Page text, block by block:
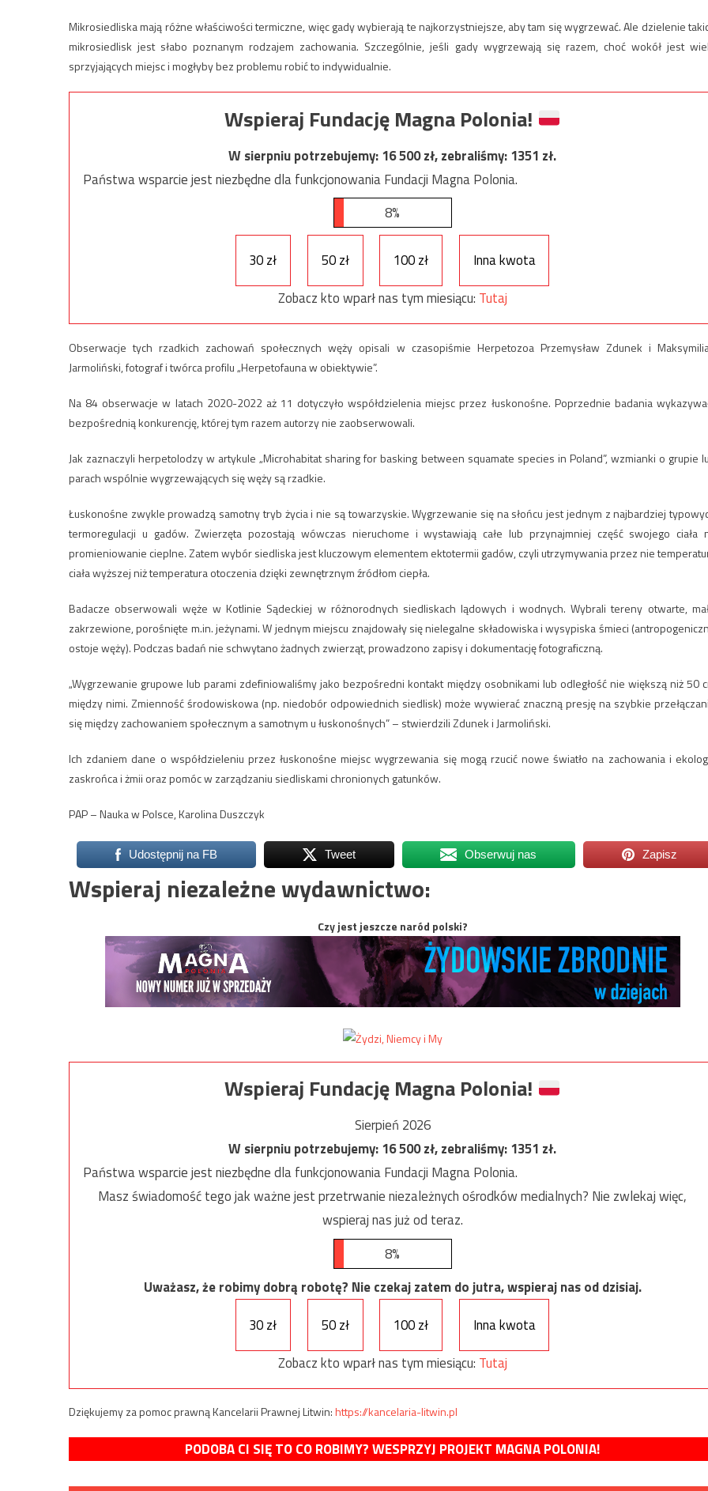
Mikrosiedliska mają różne właściwości termiczne, więc gady wybierają te najkorzystniejsze, aby tam się wygrzewać. Ale dzielenie
mikrosiedlisk jest słabo poznanym rodzajem zachowania. Szczególnie, jeśli gady wygrzewają się razem, choć wokół jest
sprzyjających miejsc i mogłyby bez problemu robić to indywidualnie.
Wspieraj Fundację Magna Polonia!
W sierpniu potrzebujemy:16 500zł, zebraliśmy:1351 zł.
Państwa wsparcie jest niezbędne dla funkcjonowania Fundacji Magna Polonia.
8%
30 zł 50 zł 100 zł
Inna kwota
Zobacz kto wparł nas tym miesiącu: Tutaj
Obserwacje tych rzadkich zachowań społecznych węży opisali w czasopiśmie Herpetozoa Przemysław Zdunek i
Jarmoliński, fotograf i twórca profilu „Herpetofauna w obiektywie”.
Na 84 obserwacje w latach 2020-2022 aż 11 dotyczyło współdzielenia miejsc przez łuskonośne. Poprzednie badania
bezpośrednią konkurencję, której tym razem autorzy nie zaobserwowali.
Jak zaznaczyli herpetolodzy w artykule „Microhabitat sharing for basking between squamate species in Poland”, wzmianki o grupie
parach wspólnie wygrzewających się węży są rzadkie.
Łuskonośne zwykle prowadzą samotny tryb życia i nie są towarzyskie. Wygrzewanie się na słońcu jest jednym z najbardziej
termoregulacji u gadów. Zwierzęta pozostają wówczas nieruchome i wystawiają całe lub przynajmniej część swojego ciała
promieniowanie cieplne. Zatem wybór siedliska jest kluczowym elementem ektotermii gadów, czyli utrzymywania przez nie
ciała wyższej niż temperatura otoczenia dzięki zewnętrznym źródłom ciepła.
Badacze obserwowali węże w Kotlinie Sądeckiej w różnorodnych siedliskach lądowych i wodnych. Wybrali tereny otwarte,
zakrzewione, porośnięte m.in. jeżynami. W jednym miejscu znajdowały się nielegalne składowiska i wysypiska śmieci
ostoje węży). Podczas badań nie schwytano żadnych zwierząt, prowadzono zapisy i dokumentację fotograficzną.
„Wygrzewanie grupowe lub parami zdefiniowaliśmy jako bezpośredni kontakt między osobnikami lub odległość nie większą niż 50
między nimi. Zmienność środowiskowa (np. niedobór odpowiednich siedlisk) może wywierać znaczną presję na szybkie
się między zachowaniem społecznym a samotnym u łuskonośnych” – stwierdzili Zdunek i Jarmoliński.
Ich zdaniem dane o współdzieleniu przez łuskonośne miejsc wygrzewania się mogą rzucić nowe światło na zachowania i
zaskrońca i żmii oraz pomóc w zarządzaniu siedliskami chronionych gatunków.
PAP – Nauka w Polsce, Karolina Duszczyk
Udostępnij na FB Tweet Obserwuj nas Zapisz
Wspieraj niezależne wydawnictwo:
Czy jest jeszcze naród polski?
Wspieraj Fundację Magna Polonia!
Sierpień 2026
W sierpniu potrzebujemy:16 500zł, zebraliśmy:1351 zł.
Państwa wsparcie jest niezbędne dla funkcjonowania Fundacji Magna Polonia.
Masz świadomość tego jak ważne jest przetrwanie niezależnych ośrodków medialnych? Nie zwlekaj więc,
wspieraj nas już od teraz.
8%
Uważasz, że robimy dobrą robotę? Nie czekaj zatem do jutra, wspieraj nas od dzisiaj.
30 zł
50 zł 100 zł
Inna kwota
Zobacz kto wparł nas tym miesiącu: Tutaj
Dziękujemy za pomoc prawną Kancelarii Prawnej Litwin:https://kancelaria-litwin.pl
PODOBA CI SIĘ TO CO ROBIMY? WESPRZYJ PROJEKT MAGNA POLONIA!